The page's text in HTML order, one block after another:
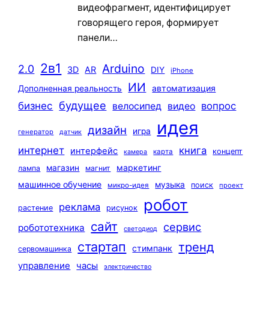
видеофрагмент, идентифицирует
говорящего героя, формирует
панели…
2.0 2в1 3D AR Arduino DIY iPhone
Дополненная реальность ИИ автоматизация
бизнес будущее велосипед видео вопрос
генератор датчик дизайн игра идея
интернет интерфейс камера карта книга
концепт
лампа
магазин магнит
маркетинг
машинное обучение
микро-идея музыка поиск проект
растение реклама рисунок робот
робототехника сайт светодиод сервис
сервомашинка стартап стимпанк тренд
управление часы электричество